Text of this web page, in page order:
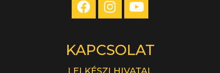
KAPCSOLAT
LELKÉSZI HIVATAL